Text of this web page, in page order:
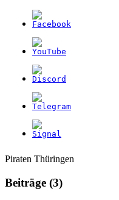
Weitere
Informationen
Navigation
Piraten Thüringen
Beiträge (3)